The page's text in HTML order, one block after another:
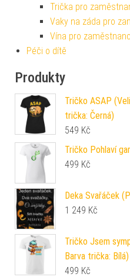
Trička pro
Vaky na záda pro
Vína pro
Péči o dítě
Produkty
Tričko ASAP
trička: Černá)
549 Kč
Tričko Pohlaví
499 Kč
Deka Svařáček
1 249 Kč
Tričko Jsem
Barva trička: Bílá)
499 Kč